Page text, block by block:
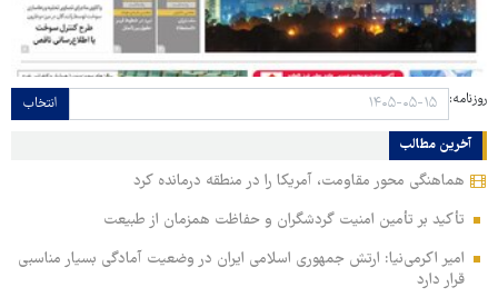
روزنامه: انتخاب
آخرین مطالب
هماهنگی محور مقاومت، آمریکا را در منطقه درمانده کرد
تأکید بر تأمین امنیت گردشگران و حفاظت همزمان از طبیعت
امیر اکرمی‌نیا: ارتش جمهوری اسلامی ایران در وضعیت آمادگی بسیار مناسبی
قرار دارد